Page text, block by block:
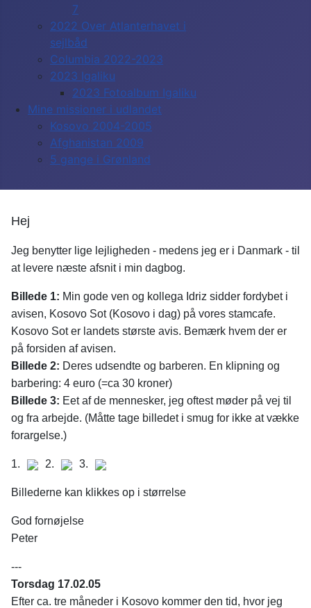
7
2022 Over Atlanterhavet i
sejlbåd
Columbia 2022-2023
2023 Igaliku
2023 Fotoalbum Igaliku
Mine missioner i udlandet
Kosovo 2004-2005
Afghanistan 2009
5 gange i Grønland
Hej
Jeg benytter lige lejligheden - medens jeg er i Danmark - til
at levere næste afsnit i min dagbog.
Billede 1: Min gode ven og kollega Idriz sidder fordybet i
avisen, Kosovo Sot (Kosovo i dag) på vores stamcafe.
Kosovo Sot er landets største avis. Bemærk hvem der er
på forsiden af avisen.
Billede 2: Deres udsendte og barberen. En klipning og
barbering: 4 euro (=ca 30 kroner)
Billede 3: Eet af de mennesker, jeg oftest møder på vej til
og fra arbejde. (Måtte tage billedet i smug for ikke at vække
forargelse.)
1. 2. 3.
Billederne kan klikkes op i størrelse
God fornøjelse
Peter
---
Torsdag 17.02.05
Efter ca. tre måneder i Kosovo kommer den tid, hvor jeg